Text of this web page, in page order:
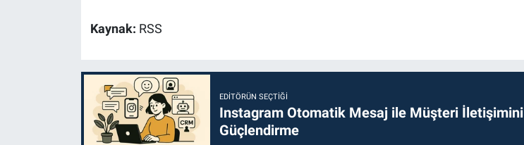
Kaynak: RSS
EDITÖRÜN SEÇTIĞI
Instagram Otomatik Mesaj ile Müşteri İletişimini
Güçlendirme